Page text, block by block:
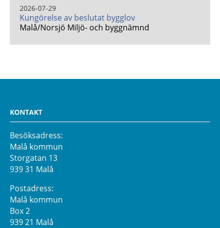
2026-07-29
Kungörelse av beslutat bygglov
Malå/Norsjö Miljö- och byggnämnd
KONTAKT
Besöksadress:
Malå kommun
Storgatan 13
939 31 Malå
Postadress:
Malå kommun
Box 2
939 21 Malå